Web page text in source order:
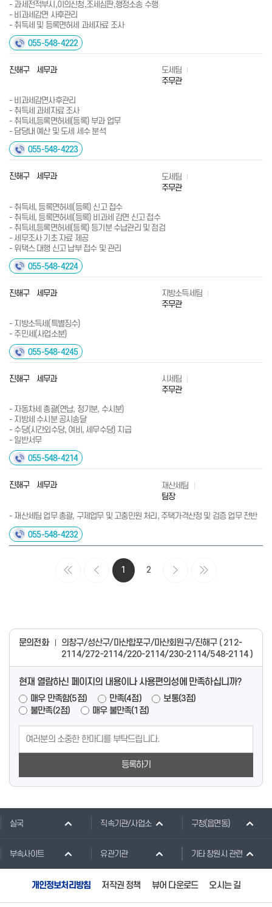
- 과세전적부시,이의신청,조세심판,행정소송 수행
- 비과세감면 사후관리
- 취득세 및 등록면허세 과세자료 조사
055-548-4222
진해구 세무과
도세팀
주무관
- 비과세감면사후관리
- 취득세 과세자료 조사
- 취득세,등록면허세(등록) 부과 업무
- 담당내 예산 및 도세 세수 분석
055-548-4223
진해구 세무과
도세팀
주무관
- 취득세, 등록면허세(등록) 신고 접수
- 취득세, 등록면허세(등록) 비과세 감면 신고 접수
- 취득세,등록면허세(등록) 등기분 수납관리 및 점검
- 세무조사 기초 자료 제공
- 위택스 대행 신고 납부 접수 및 관리
055-548-4224
진해구 세무과
지방소득세팀
주무관
- 지방소득세(특별징수)
- 주민세(사업소분)
055-548-4245
진해구 세무과
시세팀
주무관
- 자동차세 총괄(연납, 정기분, 수시분)
- 지방세 수시분 공시송달
- 수당(시간외수당, 여비, 세무수당) 지급
- 일반서무
055-548-4214
진해구 세무과
재산세팀
팀장
- 재산세팀 업무 총괄, 구제업무 및 고충민원 처리, 주택가격산정 및 검증 업무 전반
055-548-4232
1 2
문의전화
의창구/성산구/마산합포구/마산회원구/진해구 ( 212-
2114/272-2114/220-2114/230-2114/548-2114 )
현재 열람하신 페이지의 내용이나 사용편의성에 만족하십니까?
매우 만족함(5점) 만족(4점)
보통(3점)
불만족(2점)
매우 불만족(1점)
등록하기
실국 직속기관/사업소 구청(읍면동)
부속사이트 유관기관 기타 창원시 관련
개인정보처리방침 저작권 정책 뷰어 다운로드 오시는 길